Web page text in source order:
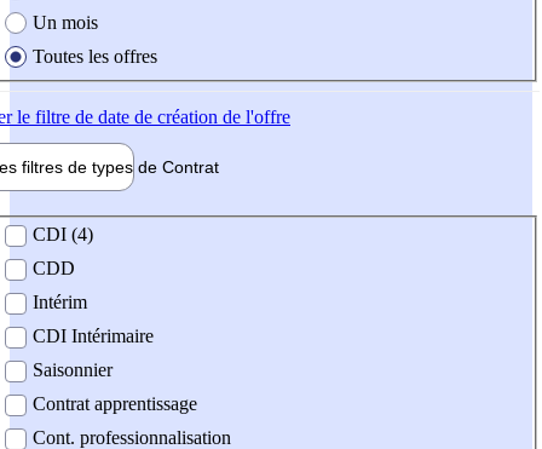
Un mois
Toutes les offres
le filtre de date de création de l'offre
filtres de types de Contrat
contrat
CDI (4)
CDD
Intérim
CDI Intérimaire
Saisonnier
Contrat apprentissage
Cont. professionnalisation